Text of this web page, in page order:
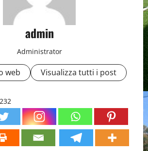
admin
Administrator
web Visualizza tutti i post
232